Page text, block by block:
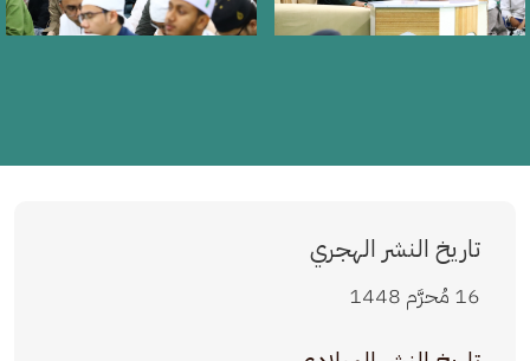
تاريخ النشر الهجري
16 مُحرَّم 1448